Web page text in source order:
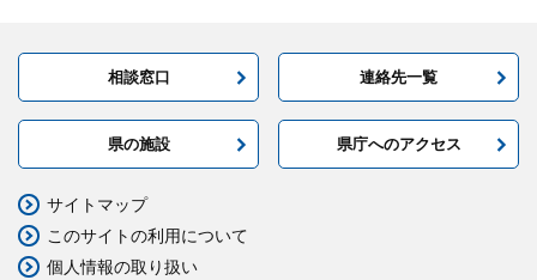
相談窓口 連絡先一覧
県の施設 県庁へのアクセス
サイトマップ
このサイトの利用について
個人情報の取り扱い